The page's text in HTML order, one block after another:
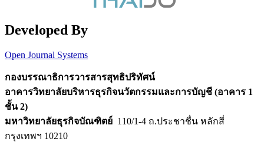
Developed By
Open Journal Systems
กองบรรณาธิการวารสารสุทธิปริทัศน์
อาคารวิทยาลัยบริหารธุรกิจนวัตกรรมและการบัญชี (อาคาร 1
ชั้น 2)
มหาวิทยาลัยธุรกิจบัณฑิตย์ 110/1-4 ถ.ประชาชื่น หลักสี่
กรุงเทพฯ 10210